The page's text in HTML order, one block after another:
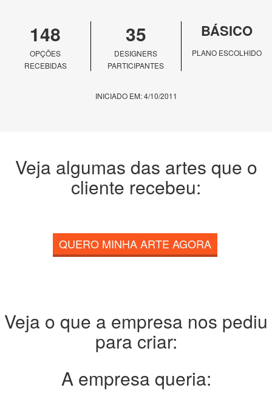
148
OPÇÕES
RECEBIDAS
35
DESIGNERS
PARTICIPANTES
BÁSICO
PLANO ESCOLHIDO
INICIADO EM: 4/10/2011
Veja algumas das artes que o
cliente recebeu:
QUERO MINHA ARTE AGORA
Veja o que a empresa nos pediu
para criar:
A empresa queria: